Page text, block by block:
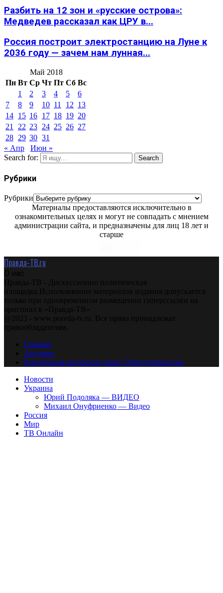
Разбить на 12 зон и «русские острова»:
Медведев рассказал как ЦРУ в...
Россия построит электростанцию на Луне к
2036 году — зачем нам лунная...
Май 2018
Пн Вт Ср Чт Пт Сб Вс
1
2 3 4 5
6
7
8 9 10 11 12 13
14 15 16 17 18 19 20
21
22 23 24 25 26 27
28 29 30 31
« Апр
Июн »
Search for:
Search
Рубрики
Рубрики
Материалы предоставляются исключительно в
ознакомительных целях и могут не совпадать с мнением
администрации сайта, и предназначены для лиц 18 лет и
старше
Правда-ТВ.ru
О нас
Правда-ТВ - Дискуссионно политическая
площадка.Использование материалов издания допускается
только при одновременном размещении гиперссылки на
оригинал в «Правда-ТВ»
@2023 - www.pravda-tv.ru. Все права принадлежат
правообладателям.
Главная
Авторам
Владельцам авторских прав. Ответственности.
Новости
Украина
Юрий Подоляка — ВИДЕО
Михаил Онуфриенко — Видео
Россия
Мир
ТВ Онлайн